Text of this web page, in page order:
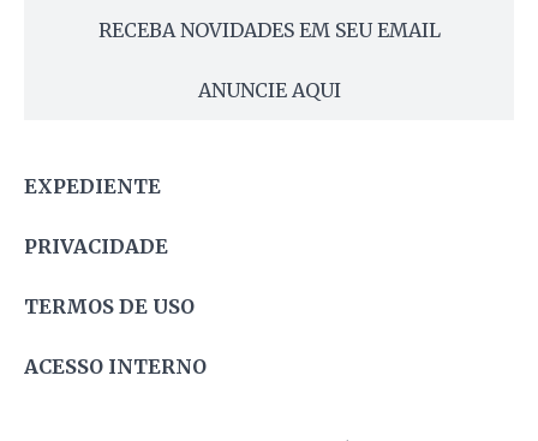
RECEBA NOVIDADES EM SEU EMAIL
ANUNCIE AQUI
EXPEDIENTE
PRIVACIDADE
TERMOS DE USO
ACESSO INTERNO